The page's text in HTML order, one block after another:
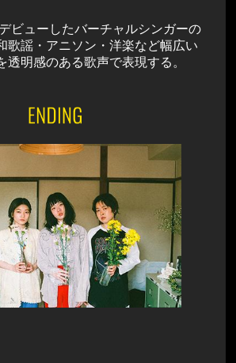
ビューしたバーチャルシンガーの
歌謡・アニソン・洋楽など幅広い
透明感のある歌声で表現する。